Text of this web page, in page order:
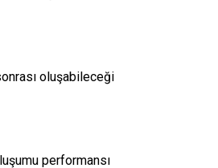
oluşabileceği
performansı